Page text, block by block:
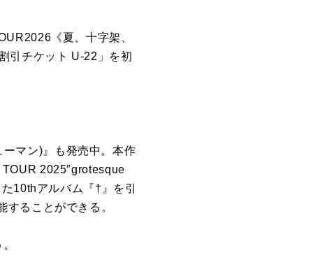
《夏、十字架、
引チケット U-22」を初
マン)』も発売中。本作
2025″grotesque
10thアルバム『†』を引
ることができる。